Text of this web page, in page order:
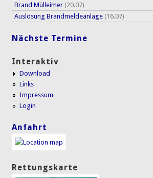
Brand Mülleimer (20.07)
Auslösung Brandmeldeanlage (16.07)
Nächste Termine
Interaktiv
Download
Links
Impressum
Login
Anfahrt
Rettungskarte